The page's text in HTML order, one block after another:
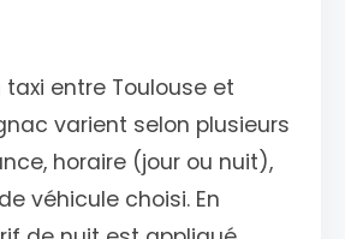
taxi entre Toulouse et
varient selon plusieurs
horaire (jour ou nuit),
véhicule choisi. En